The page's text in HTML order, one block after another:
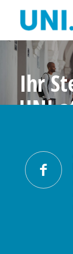
Ihr
PREISE